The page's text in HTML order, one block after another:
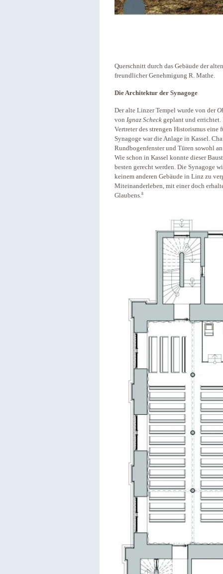
Querschnitt durch das Gebäude der
freundlicher Genehmigung R. Mathe.
Die Architektur der Synagoge
Der alte Linzer Tempel wurde von der
von Ignaz Scheck geplant und errichtet.
Vertreter des strengen Historismus
Synagoge war die Anlage in Kassel.
Rundbogenfenster und Türen sowohl
Wie schon in Kassel konnte dieser
besten gerecht werden. Die Synagoge
keinem anderen Gebäude in Linz zu
Miteinanderleben, mit einer doch
Glaubens.8